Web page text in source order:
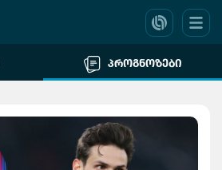
პროგნოზები